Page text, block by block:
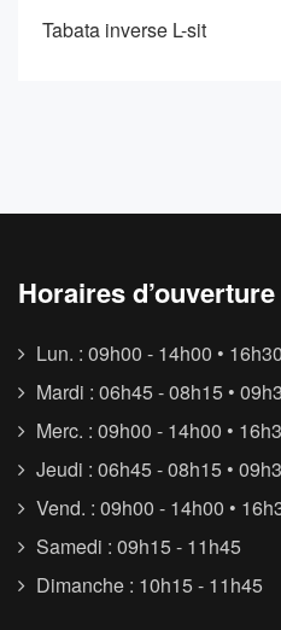
Tabata inverse L-sit
Horaires
Lun. : 09h00 - 14h00 •
Mardi : 06h45 - 08h15 •
Merc. : 09h00 - 14h00 •
Jeudi : 06h45 - 08h15 •
Vend. : 09h00 - 14h00 •
Samedi : 09h15 - 11h45
Dimanche : 10h15 - 11h45